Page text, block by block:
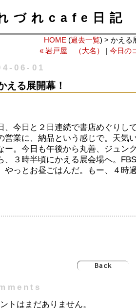
づれcafe日記
HOME (過去一覧) > かえる
« 岩戸屋 （大名）
今日の
06-01
える展開幕！
、今日と２日連続で書店めぐりし
営業に、納品という感じで。天気
ー。今日も午後から丸善、ジュン
、３時半頃にかえる展会場へ。
やっとお昼ごはんだ。もー、４時
トはまだありません。